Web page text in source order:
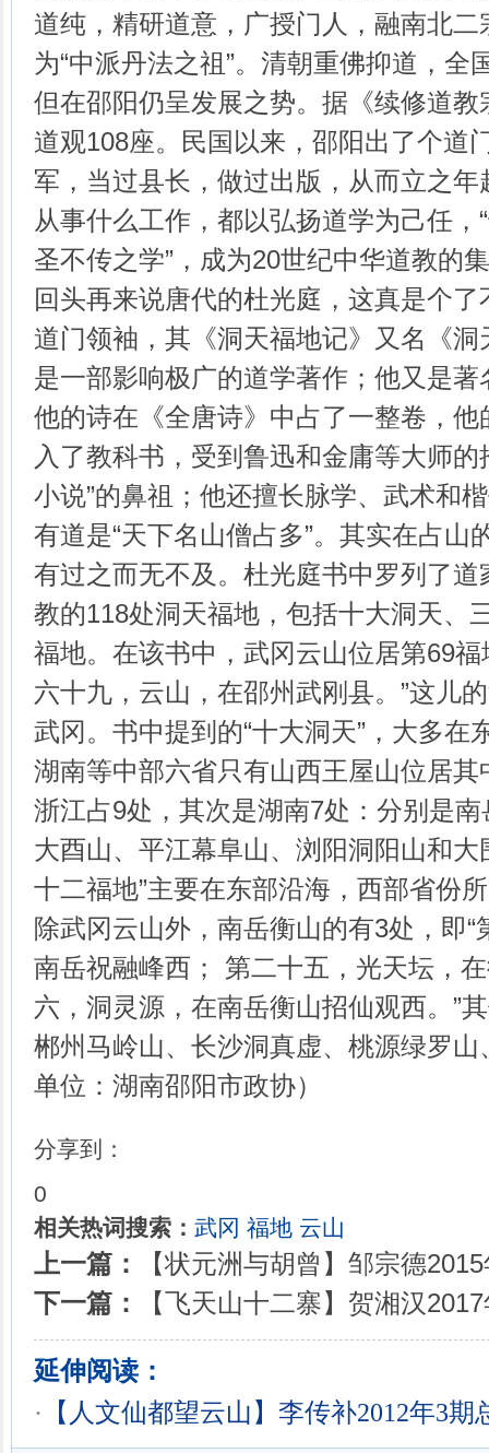
道纯，精研道意，广授门人，融南北
为“中派丹法之祖”。清朝重佛抑道，全
但在邵阳仍呈发展之势。据《续修道
道观108座。民国以来，邵阳出了个道
军，当过县长，做过出版，从而立之
从事什么工作，都以弘扬道学为己任，
圣不传之学”，成为20世纪中华道教的
回头再来说唐代的杜光庭，这真是个
道门领袖，其《洞天福地记》又名《
是一部影响极广的道学著作；他又是
他的诗在《全唐诗》中占了一整卷，
入了教科书，受到鲁迅和金庸等大师的
小说”的鼻祖；他还擅长脉学、武术和
有道是“天下名山僧占多”。其实在占山
有过之而无不及。杜光庭书中罗列了
教的118处洞天福地，包括十大洞天、
福地。在该书中，武冈云山位居第69
六十九，云山，在邵州武刚县。”这儿
武冈。书中提到的“十大洞天”，大多在
湖南等中部六省只有山西王屋山位居其
浙江占9处，其次是湖南7处：分别是
大酉山、平江幕阜山、浏阳洞阳山和大
十二福地”主要在东部沿海，西部省份
除武冈云山外，南岳衡山的有3处，即
南岳祝融峰西； 第二十五，光天坛，
六，洞灵源，在南岳衡山招仙观西。”
郴州马岭山、长沙洞真虚、桃源绿罗
单位：湖南邵阳市政协）
分享到：
0
相关热词搜索： 武冈 福地 云山
上一篇：
【状元洲与胡曾】邹宗德
下一篇：
【飞天山十二寨】贺湘汉
延伸阅读：
· 【人文仙都望云山】李传补2012年3期